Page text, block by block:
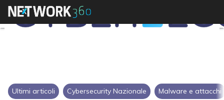
Ultimi articoli Cybersecurity Nazionale Malware e attacchi